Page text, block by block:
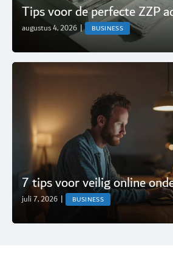
Tips voor de perfecte ZZP
augustus 4, 2026 | BUSINESS
7 tips voor veilig online
juli 7, 2026 | BUSINESS